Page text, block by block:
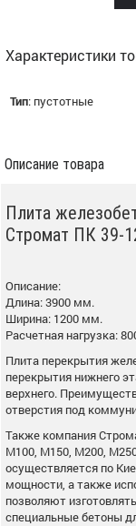
Характеристики
Тип: пустотные
Описание товара
Плита
Стромат ПК 39-
Описание:
Длина: 3900 мм.
Ширина: 1200 мм.
Расчетная нагрузка:
Плита перекрытия
перекрытия нижнего
верхнего.
отверстия под
Также компания
М100, М150, М200,
осуществляется по
мощности, а также
позволяют
специальные бетоны